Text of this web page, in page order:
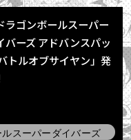
ラゴンボールスーパー
バーズ アドバンスパッ
トルオブサイヤン」発
ルスーパーダイバーズ